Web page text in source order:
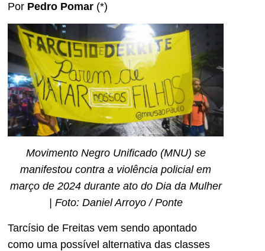
Por Pedro Pomar (*)
Movimento Negro Unificado (MNU) se
manifestou contra a violência policial em
março de 2024 durante ato do Dia da Mulher
| Foto: Daniel Arroyo / Ponte
Tarcísio de Freitas vem sendo apontado
como uma possível alternativa das classes